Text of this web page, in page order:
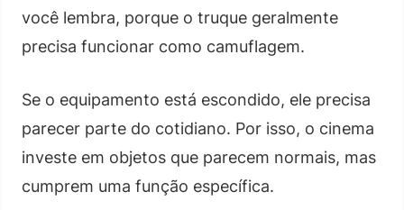
você lembra, porque o truque geralmente
precisa funcionar como camuflagem.
Se o equipamento está escondido, ele precisa
parecer parte do cotidiano. Por isso, o cinema
investe em objetos que parecem normais, mas
cumprem uma função específica.